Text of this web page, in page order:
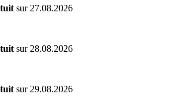
sur 27.08.2026
sur 28.08.2026
sur 29.08.2026